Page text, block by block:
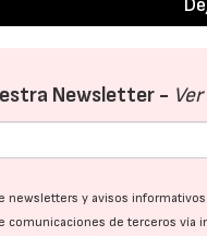
Newsletter -
newsletters y avisos
comunicaciones de terceros vía